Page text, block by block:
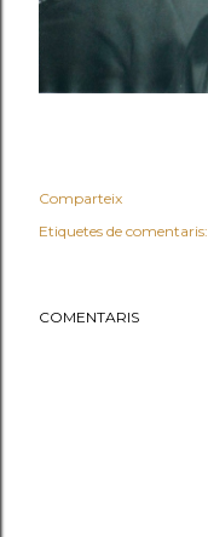
Comparteix
Etiquetes de comentaris:
COMENTARIS